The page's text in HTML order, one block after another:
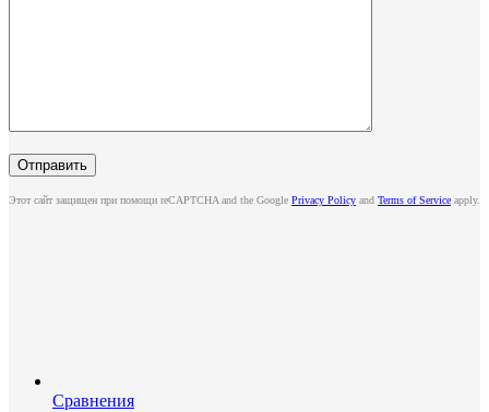
Этот сайт защищен при помощи reCAPTCHA and the Google Privacy Policy and Terms of Service apply.
Сравнения